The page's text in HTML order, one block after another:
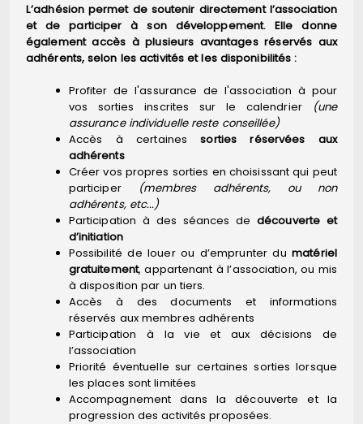
L’adhésion permet de soutenir directement l’association
et de participer à son développement. Elle donne
également accès à plusieurs avantages réservés aux
adhérents, selon les activités et les disponibilités :
Profiter de l'assurance de l'association à pour
vos sorties inscrites sur le calendrier
(une
assurance individuelle reste conseillée)
Accès à certainessorties réservées aux
adhérents
Créer vos propres sorties en choisissant qui peut
participer
(membres adhérents, ou non
adhérents, etc...)
Participation à des séances dedécouverte et
d’initiation
Possibilité de louer ou d’emprunter dumatériel
gratuitement, appartenant à l’association, ou mis
à disposition par un tiers.
Accès à des documents et informations
réservés aux membres adhérents
Participation à la vie et aux décisions de
l’association
Priorité éventuelle sur certaines sorties lorsque
les places sont limitées
Accompagnement dans la découverte et la
progression des activités proposées.